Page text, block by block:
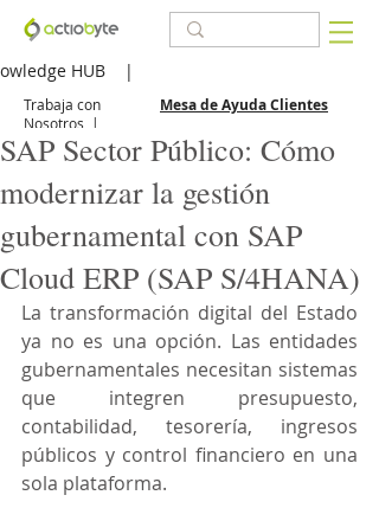
HUB |
Trabaja con
Nosotros |
Mesa de Ayuda Clientes
SAP Sector Público: Cómo
modernizar la gestión
gubernamental con SAP
Cloud ERP (SAP S/4HANA)
La transformación digital del Estado
ya no es una opción. Las entidades
gubernamentales necesitan sistemas
que integren presupuesto,
contabilidad, tesorería, ingresos
públicos y control financiero en una
sola plataforma.